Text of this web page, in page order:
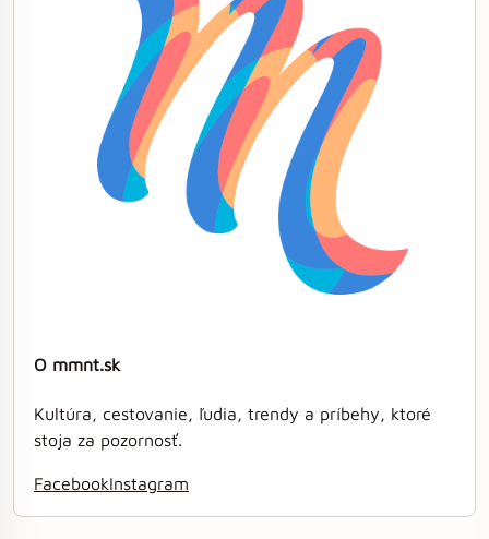
O mmnt.sk
Kultúra, cestovanie, ľudia, trendy a príbehy, ktoré
stoja za pozornosť.
FacebookInstagram